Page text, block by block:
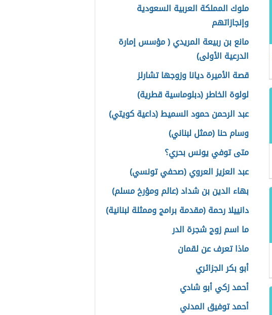
ملوك المملكة العربية السعودية
وإنجازاتهم
مانع بن ربيعة المريدي ( مؤسس إمارة
الدرعية الأولى)
قصة الأميرة ديانا وزوجها تشارلز
لولوة الخاطر (دبلوماسية قطرية)
عبد الرحمن حمود السميط (داعية كويتي)
وسام حنا (ممثل لبناني)
متى توفي يونس بحري؟
عبد العزيز العروي (صحفي تونسي)
بهاء الدين بن شداد (عالم ومؤرخ مسلم)
دانييلا رحمة (مقدمة برامج وممثلة لبنانية)
ما اسم زوج شجرة الدر
ماذا تعرف عن لقمان
أبو بكر الجزائري
أحمد زكي أبو شادي
أحمد توفيق المدني